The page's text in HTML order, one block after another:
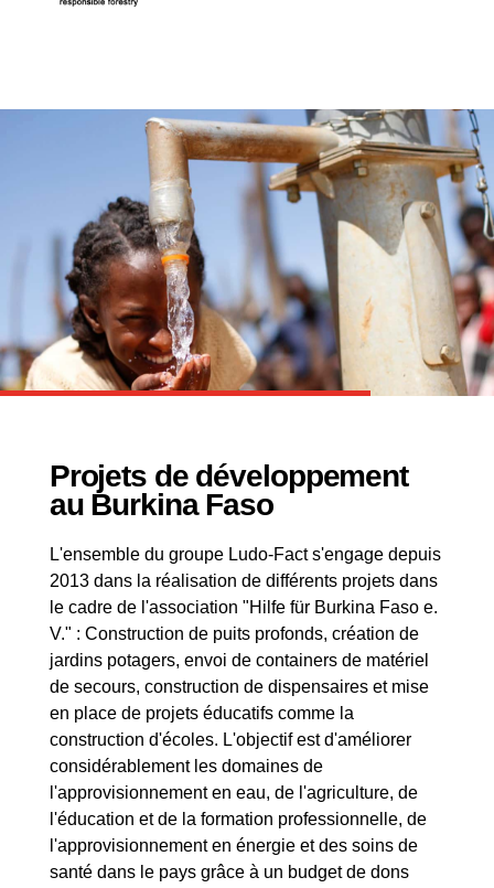
Projets de développement
au Burkina Faso
L'ensemble du groupe Ludo-Fact s'engage depuis
2013 dans la réalisation de différents projets dans
le cadre de l'association "Hilfe für Burkina Faso e.
V." : Construction de puits profonds, création de
jardins potagers, envoi de containers de matériel
de secours, construction de dispensaires et mise
en place de projets éducatifs comme la
construction d'écoles. L'objectif est d'améliorer
considérablement les domaines de
l'approvisionnement en eau, de l'agriculture, de
l'éducation et de la formation professionnelle, de
l'approvisionnement en énergie et des soins de
santé dans le pays grâce à un budget de dons